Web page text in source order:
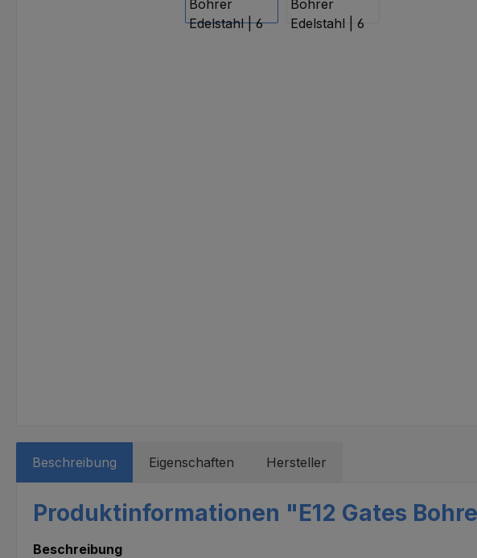
Beschreibung Eigenschaften Hersteller
Produktinformationen "E12 Gates
Beschreibung